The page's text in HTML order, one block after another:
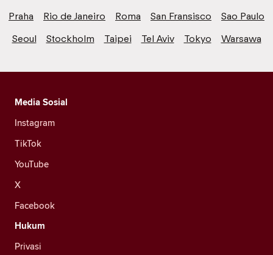
Praha
Rio de Janeiro Roma San Fransisco
Sao Paulo
Seoul
Stockholm Taipei Tel Aviv Tokyo Warsawa
Media Sosial
Instagram
TikTok
YouTube
X
Facebook
Hukum
Privasi